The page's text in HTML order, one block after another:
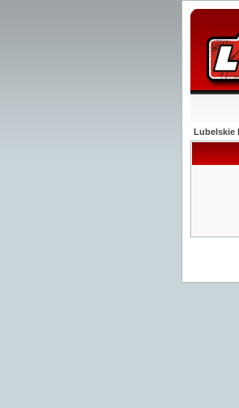
Lubelskie